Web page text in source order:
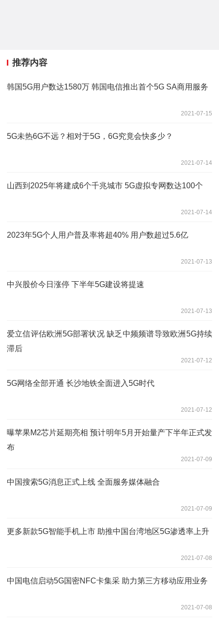
推荐内容
韩国5G用户数达1580万 韩国电信推出首个5G SA商用服务
2021-07-15
5G未热6G不远？相对于5G，6G究竟会快多少？
2021-07-14
山西到2025年将建成6个千兆城市 5G虚拟专网数达100个
2021-07-14
2023年5G个人用户普及率将超40% 用户数超过5.6亿
2021-07-13
中兴股价今日涨停 下半年5G建设将提速
2021-07-13
爱立信评估欧洲5G部署状况 缺乏中频频谱导致欧洲5G持续
滞后
2021-07-12
5G网络全部开通 长沙地铁全面进入5G时代
2021-07-12
曝苹果M2芯片延期亮相 预计明年5月开始量产下半年正式发
布
2021-07-09
中国搜索5G消息正式上线 全面服务媒体融合
2021-07-09
更多新款5G智能手机上市 助推中国台湾地区5G渗透率上升
2021-07-08
中国电信启动5G国密NFC卡集采 助力第三方移动应用业务
2021-07-08